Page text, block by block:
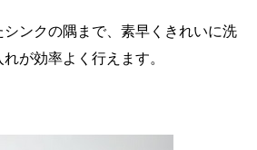
ンクの隅まで、素早くきれいに洗
が効率よく行えます。